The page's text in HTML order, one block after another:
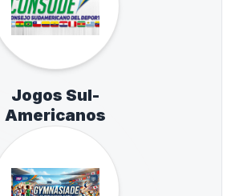
Jogos Sul-
Americanos